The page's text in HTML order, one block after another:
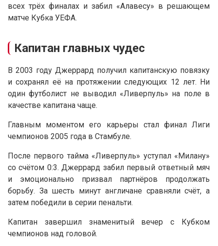
всех трёх финалах и забил «Алавесу» в решающем
матче Кубка УЕФА.
Капитан главных чудес
В 2003 году Джеррард получил капитанскую повязку
и сохранял её на протяжении следующих 12 лет. Ни
один футболист не выводил «Ливерпуль» на поле в
качестве капитана чаще.
Главным моментом его карьеры стал финал Лиги
чемпионов 2005 года в Стамбуле.
После первого тайма «Ливерпуль» уступал «Милану»
со счётом 0:3. Джеррард забил первый ответный мяч
и эмоционально призвал партнёров продолжать
борьбу. За шесть минут англичане сравняли счёт, а
затем победили в серии пенальти.
Капитан завершил знаменитый вечер с Кубком
чемпионов над головой.